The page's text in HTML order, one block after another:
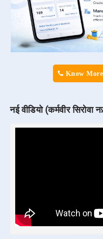
Know More
नई वीडियो (कर्मवीर सिरोवा